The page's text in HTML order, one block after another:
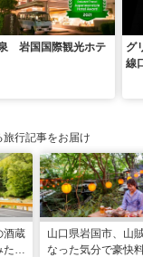
岩国国際観光ホテ
グ
線
行記事をお届け
酒蔵
た！
山口県岩国市、山
なった気分で豪快